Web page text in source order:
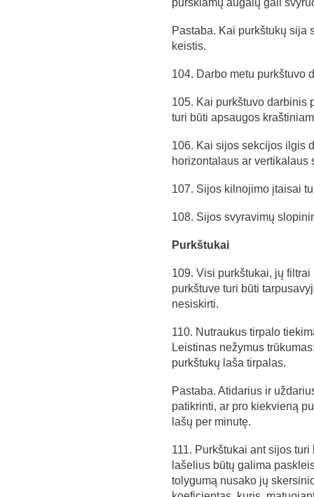
Pastaba. Kai purkštukų sija
keistis.
104. Darbo metu purkštuvo
105. Kai purkštuvo darbinis
turi būti apsaugos
106. Kai sijos sekcijos ilgis
horizontalaus ar vertikalaus
107. Sijos kilnojimo įtaisai
108. Sijos svyravimų
Purkštukai
109. Visi purkštukai, jų
purkštuve turi būti
nesiskirti.
110. Nutraukus tirpalo
Leistinas nežymus
purkštukų laša tirpalas.
Pastaba. Atidarius ir
patikrinti, ar pro kiekvieną
lašų per minutę.
111. Purkštukai ant sijos
lašelius būtų galima
tolygumą nusako jų